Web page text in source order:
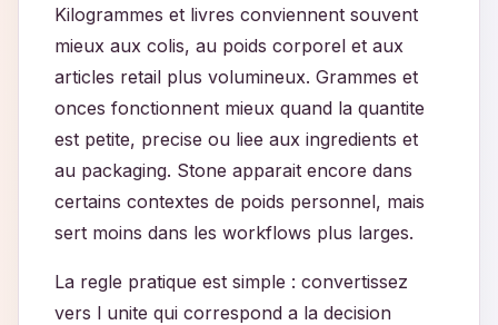
Kilogrammes et livres conviennent souvent
mieux aux colis, au poids corporel et aux
articles retail plus volumineux. Grammes et
onces fonctionnent mieux quand la quantite
est petite, precise ou liee aux ingredients et
au packaging. Stone apparait encore dans
certains contextes de poids personnel, mais
sert moins dans les workflows plus larges.
La regle pratique est simple : convertissez
vers l unite qui correspond a la decision